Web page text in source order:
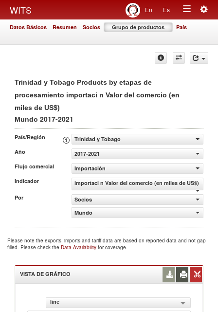
WITS En Es
Toggle
Datos Básicos Resumen Socios Grupo de productos País
Trinidad y Tobago Products by etapas de
procesamiento importaci n Valor del comercio (en
miles de US$)
Mundo 2017-2021
País/Región
Trinidad y Tobago
Año
2017-2021
Flujo comercial
Importación
Indicador
importaci n Valor del comercio (en miles de US$)
Por
Socios
Mundo
Please note the exports, imports and tariff data are based on reported data and not gap
filled. Please check the Data Availability for coverage.
VISTA DE GRÁFICO
line